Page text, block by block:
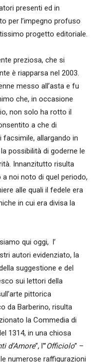
presenti ed in
per l’impegno profuso
progetto editoriale.
preziosa, che si
è riapparsa nel 2003.
messo all’asta e fu
che, in occasione
non solo ha rotto il
a che di
facsimile, allargando in
possibilità di goderne le
Innanzitutto risulta
a noi noto di quel periodo,
alle quali il fedele era
in cui era divisa la
qui oggi, l’
autori evidenziato, la
suggestione e del
sui lettori della
pittorica
da Barberino, risulta
la Commedia di
1314, in una chiosa
d’Amore“, l'”Officiolo” –
numerose raffigurazioni